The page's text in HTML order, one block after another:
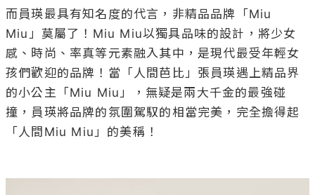
而員瑛最具有知名度的代言，非精品品牌「Miu
Miu」莫屬了！Miu Miu以獨具品味的設計，將少女
感、時尚、率真等元素融入其中，是現代最受年輕女
孩們歡迎的品牌！當「人間芭比」張員瑛遇上精品界
的小公主「Miu Miu」，無疑是兩大千金的最強碰
撞，員瑛將品牌的氛圍駕馭的相當完美，完全擔得起
「人間Miu Miu」的美稱！